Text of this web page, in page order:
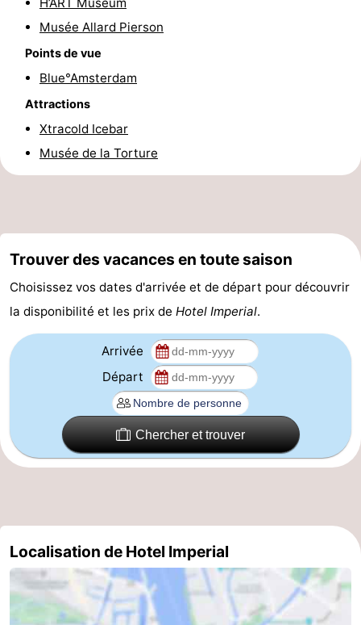
Nocturne
Aliments
Boissons
Shopping
Grands
Faire
vélo
Spécial
Canaux
Capitale
rouge
Histoire
Ville
diamant
dans
Parcs
Parties
Environs
Musée Allard Pierson
Points de vue
Blue°Amsterdam
Attractions
Xtracold Icebar
Musée de la Torture
Trouver des vacances en toute saison
Choisissez vos dates d'arrivée et de départ pour découvrir
la disponibilité et les prix de Hotel Imperial.
Arrivée
Départ
Chercher et trouver
Localisation de Hotel Imperial